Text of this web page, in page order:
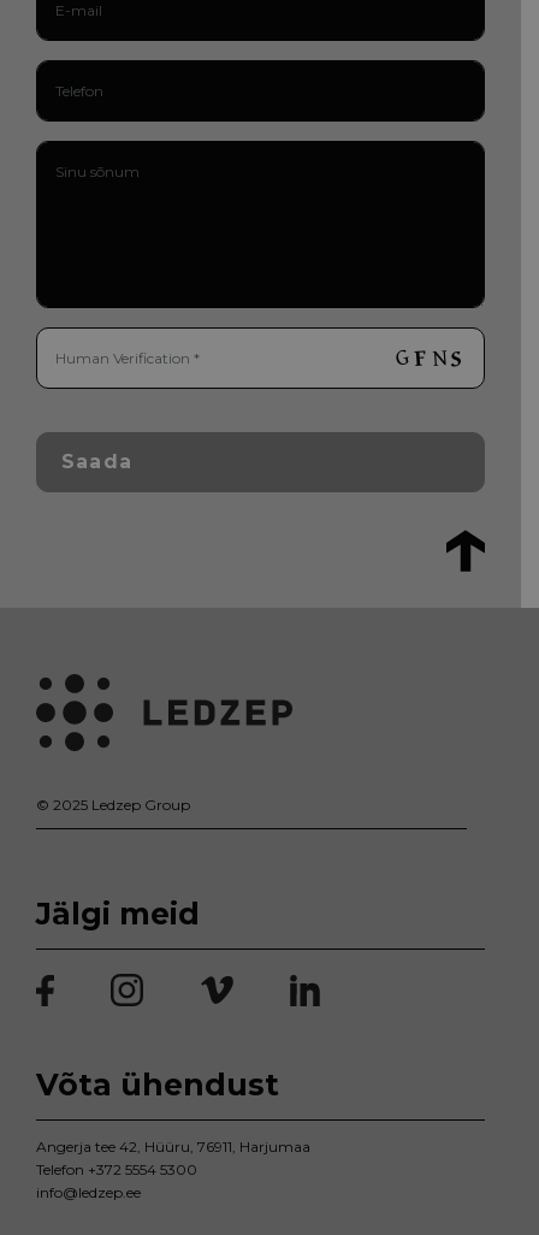
Saada
© 2025 Ledzep Group
Jälgi meid
Võta ühendust
Angerja tee 42, Hüüru, 76911, Harjumaa
Telefon +372 5554 5300
info@ledzep.ee